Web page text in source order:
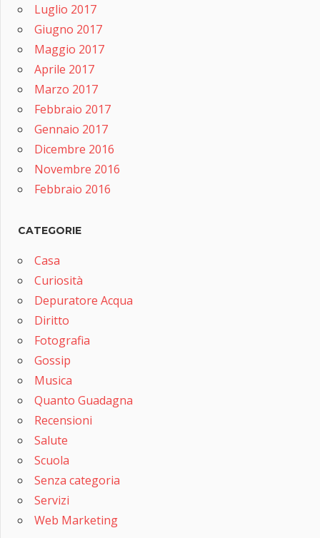
Luglio 2017
Giugno 2017
Maggio 2017
Aprile 2017
Marzo 2017
Febbraio 2017
Gennaio 2017
Dicembre 2016
Novembre 2016
Febbraio 2016
CATEGORIE
Casa
Curiosità
Depuratore Acqua
Diritto
Fotografia
Gossip
Musica
Quanto Guadagna
Recensioni
Salute
Scuola
Senza categoria
Servizi
Web Marketing